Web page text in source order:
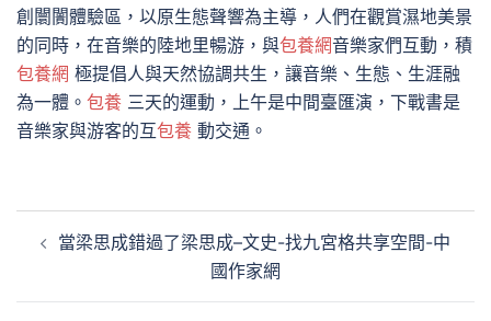
創闤闠體驗區，以原生態聲響為主導，人們在觀賞濕地美景
的同時，在音樂的陸地里暢游，與包養網音樂家們互動，積
包養網 極提倡人與天然協調共生，讓音樂、生態、生涯融
為一體。 包養 三天的運動，上午是中間臺匯演，下戰書是
音樂家與游客的互包養 動交通。
章
當梁思成錯過了梁思成–文史-找九宮格共享空間-中
國作家網